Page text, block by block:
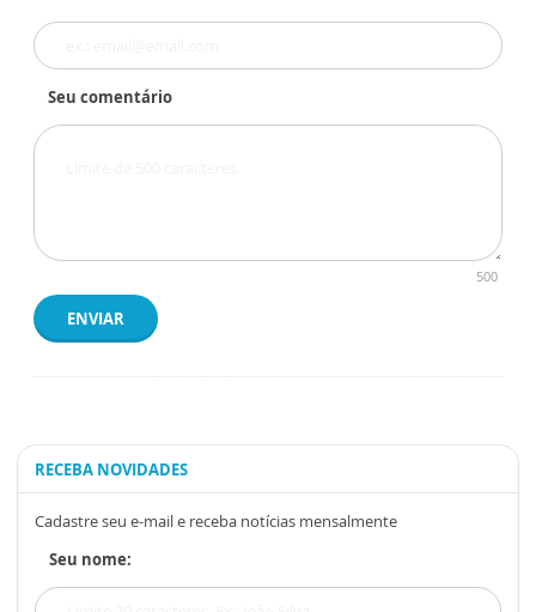
Seu comentário
500
ENVIAR
RECEBA NOVIDADES
Cadastre seu e-mail e receba notícias mensalmente
Seu nome: